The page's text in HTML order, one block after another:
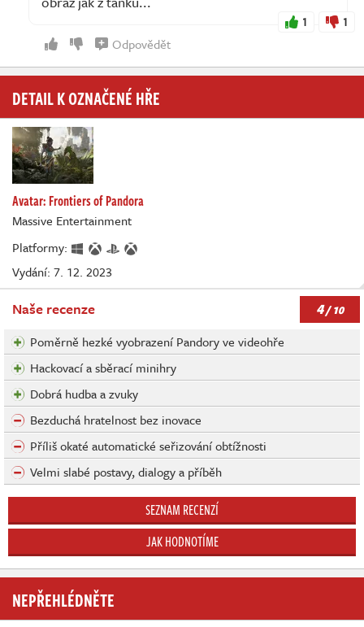
1 1
Odpovědět
DETAIL K OZNAČENÉ HŘE
Avatar: Frontiers of Pandora
Massive Entertainment
Platformy:
Vydání: 7. 12. 2023
Naše recenze 4/ 10
Poměrně hezké vyobrazení Pandory ve videohře
Hackovací a sběrací minihry
Dobrá hudba a zvuky
Bezduchá hratelnost bez inovace
Příliš okaté automatické seřizování obtížnosti
Velmi slabé postavy, dialogy a příběh
SEZNAM RECENZÍ
JAK HODNOTÍME
NEPŘEHLÉDNĚTE